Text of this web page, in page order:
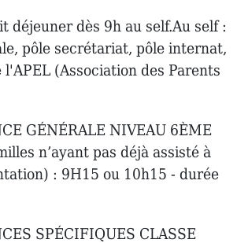
déjeuner dès 9h au self.Au self :
pôle secrétariat, pôle internat,
l'APEL (Association des Parents
GÉNÉRALE NIVEAU 6ÈME
n’ayant pas déjà assisté à
: 9H15 ou 10h15 - durée
SPÉCIFIQUES CLASSE